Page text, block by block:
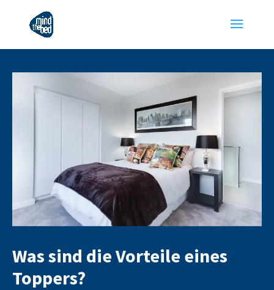
Was sind die Vorteile eines
Toppers?